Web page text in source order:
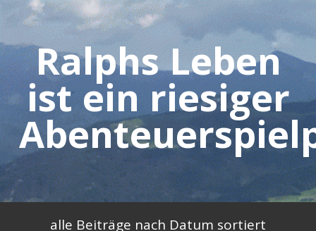
Skip
contentRalphs Leben
ist ein riesiger
alle Beiträge nach Datum sortiert